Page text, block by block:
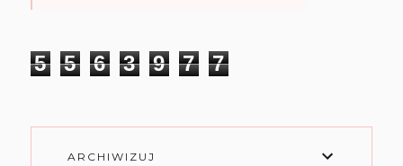
5 5 6 3 9 7 7
ARCHIWIZUJ